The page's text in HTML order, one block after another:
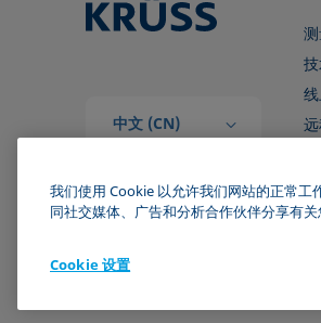
中文 (CN)
我们使用 Cookie 以允许我们网站的正常
同社交媒体、广告和分析合作伙伴分享有关
Cookie 设置